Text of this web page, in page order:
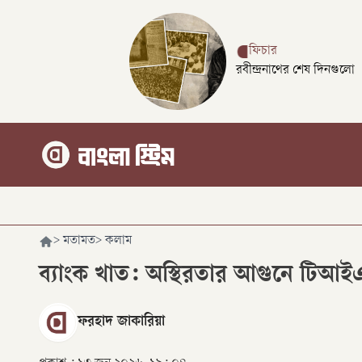
ফিচার
রবীন্দ্রনাথের শেষ দিনগুলো
> মতামত> কলাম
ব্যাংক খাত: অস্থিরতার আগুনে
ফরহাদ জাকারিয়া